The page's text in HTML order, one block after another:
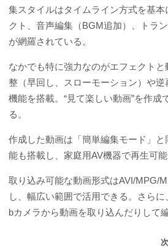
集スタイルはタイムライン方式を基
クト、音声編集（BGM追加）、トラ
が網羅されている。
なかでも特に強力なのがエフェクト
整（早回し、スローモーション）や
機能を搭載。“見て楽しい動画”を作
る。
作成した動画は「簡単編集モード」
能も搭載し、家庭用AV機器で再生可
取り込み可能な動画形式はAVI/MPG/
し、幅広い範囲で活用できる。さら
bカメラから動画を取り込んだりして